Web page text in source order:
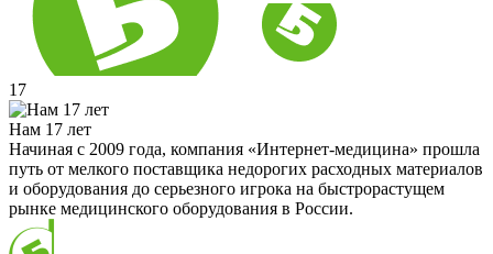
17
Нам 17 лет
Начиная с 2009 года, компания «Интернет-медицина» прошла
путь от мелкого поставщика недорогих расходных материалов
и оборудования до серьезного игрока на быстрорастущем
рынке медицинского оборудования в России.